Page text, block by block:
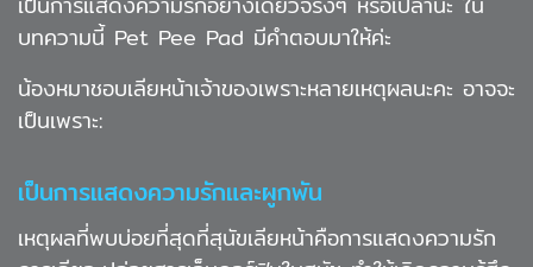
บทความนี้ Pet Pee Pad มีคำตอบมาให้ค่ะ
น้องหมาชอบเลียหน้าเจ้าของเพราะหลายเหตุผลนะคะ อาจจะ
เป็นเพราะ:
เป็นการแสดงความรักและผูกพัน
เหตุผลที่พบบ่อยที่สุดที่สุนัขเลียหน้าคือการแสดงความรัก